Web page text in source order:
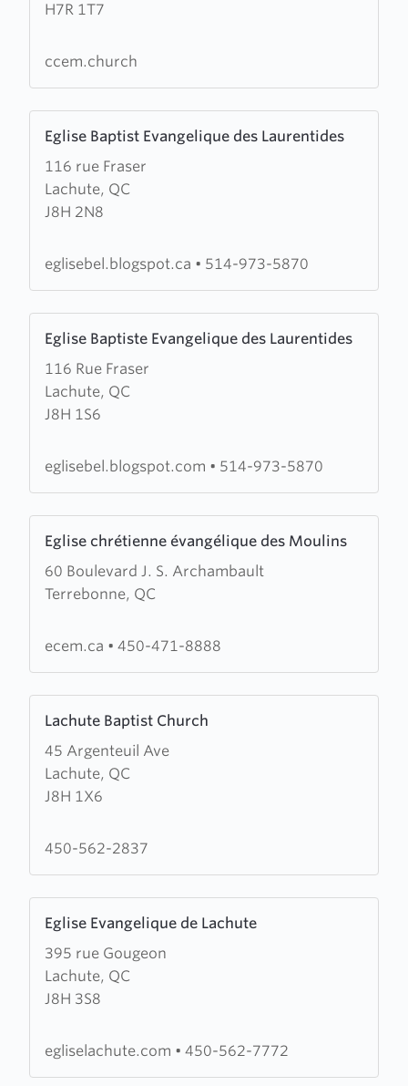
H7R 1T7
Chretienne
duccem.church
Eglise Baptist Evangelique des Laurentides
116 rue Fraser
Lachute, QC
J8H 2N8
more
about
Eglise
Baptist
deseglisebel.blogspot.ca • 514-973-5870
Eglise Baptiste Evangelique des Laurentides
116 Rue Fraser
Lachute, QC
J8H 1S6
more
about
Eglise
Baptiste
deseglisebel.blogspot.com • 514-973-5870
Eglise chrétienne évangélique des Moulins
60 Boulevard J. S. Archambault
Terrebonne, QC
more
about
Eglise
évangélique
ecem.ca • 450-471-8888
Lachute Baptist Church
45 Argenteuil Ave
Lachute, QC
J8H 1X6
more
about
Lachute
Baptist
450-562-2837
Eglise Evangelique de Lachute
395 rue Gougeon
Lachute, QC
J8H 3S8
more
about
Eglise
Evangelique
Lachute
egliselachute.com • 450-562-7772